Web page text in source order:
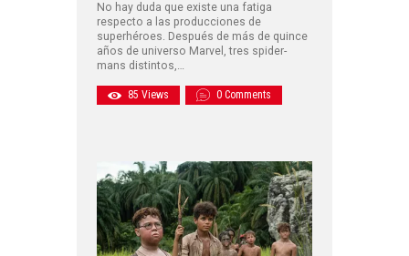
No hay duda que existe una fatiga
respecto a las producciones de
superhéroes. Después de más de quince
años de universo Marvel, tres spider-
mans distintos,…
85 Views 0 Comments